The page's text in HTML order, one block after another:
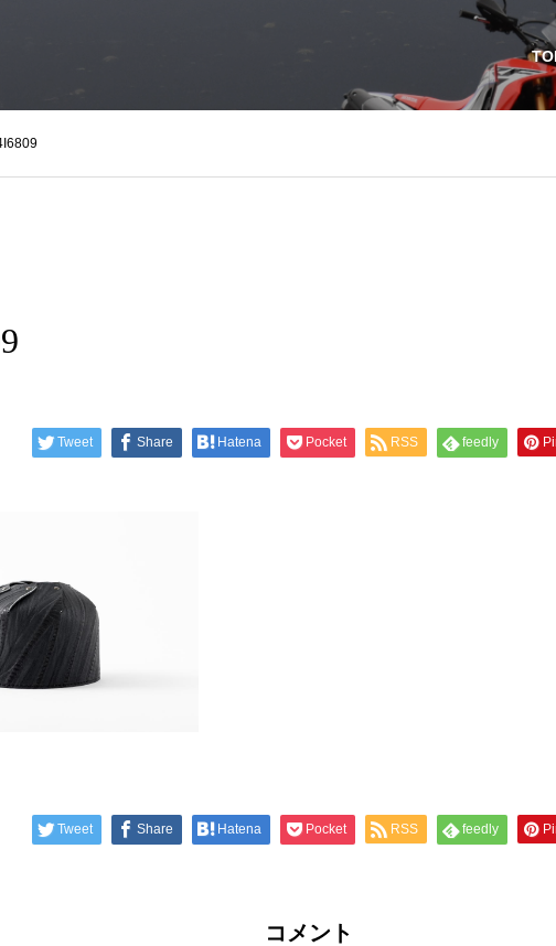
Tweet Share Hatena Pocket RSS feedly
Tweet Share Hatena Pocket RSS feedly
コメント